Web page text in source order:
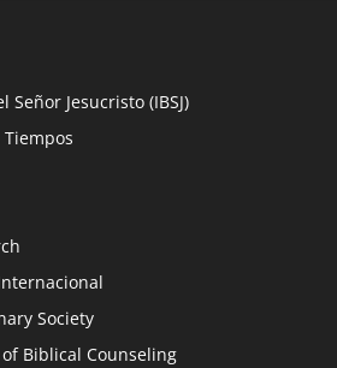
Jesucristo (IBSJ)
Society
Biblical Counseling